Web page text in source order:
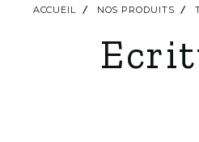
ACCUEIL NOS PRODUITS